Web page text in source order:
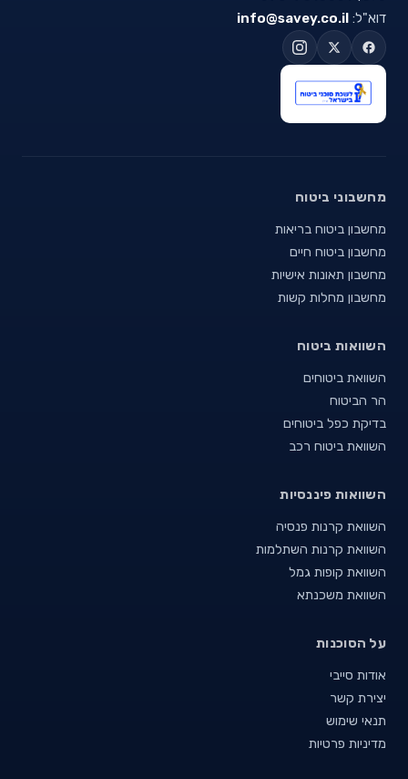
דוא"ל: info@savey.co.il
מחשבוני ביטוח
מחשבון ביטוח בריאות
מחשבון ביטוח חיים
מחשבון תאונות אישיות
מחשבון מחלות קשות
השוואות ביטוח
השוואת ביטוחים
הר הביטוח
בדיקת כפל ביטוחים
השוואת ביטוח רכב
השוואות פיננסיות
השוואת קרנות פנסיה
השוואת קרנות השתלמות
השוואת קופות גמל
השוואת משכנתא
על הסוכנות
אודות סייבי
יצירת קשר
תנאי שימוש
מדיניות פרטיות